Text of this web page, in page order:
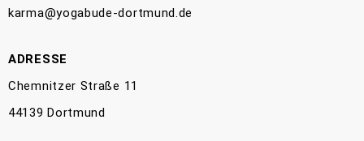
karma@yogabude-dortmund.de
ADRESSE
Chemnitzer Straße 11
44139 Dortmund